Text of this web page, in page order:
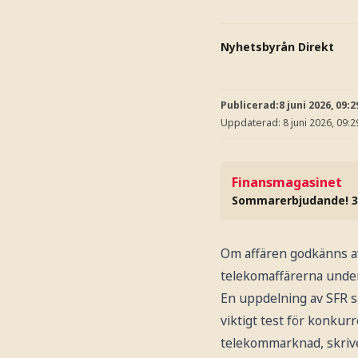
Nyhetsbyrån Direkt
Publicerad:8 juni 2026,
Uppdaterad: 8 juni 2026,
Finansmagasinet
Sommarerbjudande!
Om affären godkänns
telekomaffärerna
En uppdelning av
viktigt test för
telekommarknad,